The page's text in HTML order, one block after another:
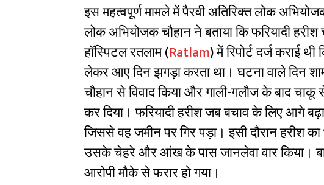
इस महत्वपूर्ण मामले में पैरवी अतिरिक्त लोक
लोक अभियोजक चौहान ने बताया कि फरियादी हरीश
हॉस्पिटल रतलाम (Ratlam) में रिपोर्ट दर्ज कराई
लेकर आए दिन झगड़ा करता था। घटना वाले दिन
चौहान से विवाद किया और गाली-गलौज के बाद
कर दिया। फरियादी हरीश जब बचाव के लिए आगे
जिससे वह जमीन पर गिर पड़ा। इसी दौरान हरीश
उसके चेहरे और आंख के पास जानलेवा वार किया।
आरोपी मौके से फरार हो गया।